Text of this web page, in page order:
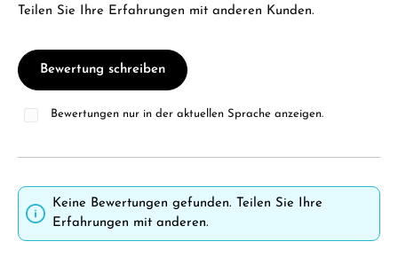
Teilen Sie Ihre Erfahrungen mit anderen Kunden.
Bewertung schreiben
Bewertungen nur in der aktuellen Sprache anzeigen.
Keine Bewertungen gefunden. Teilen Sie Ihre
Erfahrungen mit anderen.